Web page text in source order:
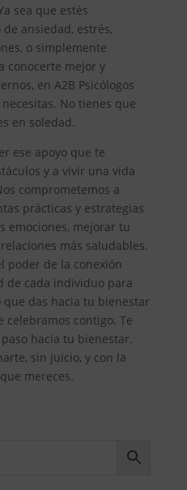
sea que estés
ansiedad, estrés,
o simplemente
conocerte mejor y
en A2B Psicólogos
No tienes que
en soledad.
ese apoyo que te
y a vivir una vida
comprometemos a
prácticas y estrategias
emociones, mejorar tu
más saludables.
poder de la conexión
de cada individuo para
que das hacia tu bienestar
celebramos contigo. Te
hacia tu bienestar.
sin juicio, y con la
mereces.